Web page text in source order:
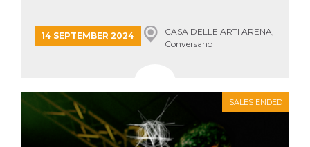
14 SEPTEMBER 2024
CASA DELLE ARTI ARENA,
Conversano
SALES ENDED